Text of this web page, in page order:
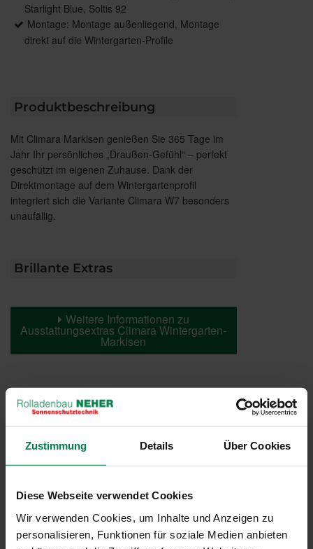
Zustimmung Details Über Cookies
Diese Webseite verwendet Cookies
Wir verwenden Cookies, um Inhalte und Anzeigen zu
personalisieren, Funktionen für soziale Medien anbieten
Starlight Blue, Soltis 92
Montage: Montage außenliegend, Montage
direkt auf die Wintergarten-Profile
Produktbeschreibung
Mit Climara Markisen genießen Sie 365 Tage im
Jahr Ihr persönliches „Draußen-Gefühl“ – perfekt
geschützt im eigenen Zuhause. Dank der
Direktmontage auf dem Wintergartenprofil
integriert sich die Variante Climara W7 besonders
unaufällig.
Brillante Extras
Weitere Informationen zu
Ausstattungsextras Climara Wintergarten-
Markisen
Farben & Stoffe